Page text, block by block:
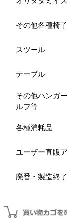
その他各種椅子
スツール
テーブル
その他ハンガ
ルフ等
各種消耗品
ユーザー直販
廃番・製造終